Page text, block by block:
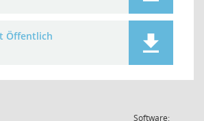
Öffentlich
Software: